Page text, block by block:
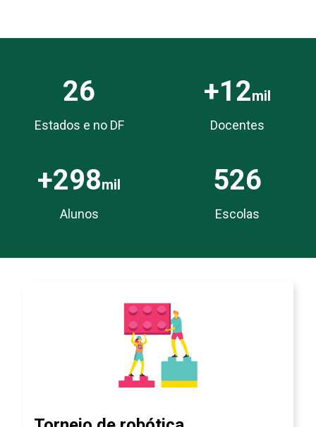
26
Estados e no DF
+12mil
Docentes
+298mil
Alunos
526
Escolas